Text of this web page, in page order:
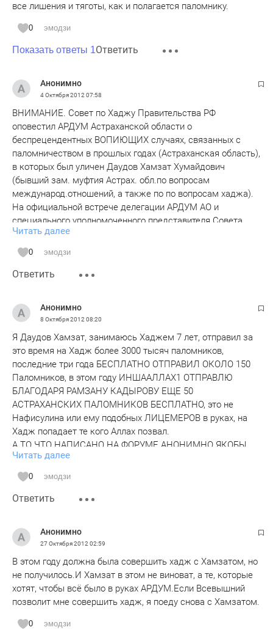
все лишения и тяготы, как и полагается паломнику.
0 эмодзи
Показать ответы 1Ответить
Анонимно
4 Октября 2012 07:58
ВНИМАНИЕ. Совет по Хаджу Правительства РФ
оповестил АРДУМ Астраханской области о
беспрецендентных ВОПИЮЩИХ случаях, связанных с
паломничеством в прошлых годах (Астраханская область),
в которых был уличен Даудов Хамзат Хумайдович
(бывший зам. муфтия Астрах. обл.по вопросам
международ.отношений, а также по по вопросам хаджа).
На официальной встрече делегации АРДУМ АО и
специального уполномоченного представителя Совета
Федерации, АРДУМ АО был оповещен о недопустимости
работы Даудова Хамазата на всей территории РФ, как
халатного представителя от нашей области, нарекания на
которого были не только от паломников, но и от
В настоящее время, единственным, официальным
органом, который занимается Хаджем, является АРДУМ
РФ. Сумма за паломничество установлена Советом и
осталась фиксированной (110 тыс. руб).
ВНИМАНИЕ! Совет по Хаджу Правительства РФ
УБЕЖДАЕТ АСТРАХАНЦЕВ НЕ ПОЛЬЗОВАТЬСЯ
УСЛУГАМИ ООО ПАЛОМНИЧЕСКИЙ ЦЕНТР "МЕДИНА"
(Даудов Хамзат), ТАК КАК ОФОРМЛЕНИЕ ДОКУМЕНТОВ,
ВИЗ ОТ ДАННОГО ЮРИДИЧЕСКОГО ЛИЦА НЕ БУДЕТ
ВЫПОЛНЯТСЯ.
Читать далее
0 эмодзи
Ответить
Анонимно
8 Октября 2012 08:20
Я Даудов Хамзат, занимаюсь Хаджем 7 лет, отправил за
это время на Хадж более 3000 тысяч паломников,
последние три года БЕСПЛАТНО ОТПРАВИЛ ОКОЛО 150
Паломников, в этом году ИНШААЛЛАХ1 ОТПРАВЛЮ
БЛАГОДАРЯ РАМЗАНУ КАДЫРОВУ ЕЩЕ 50
АСТРАХАНСКИХ ПАЛОМНИКОВ БЕСПЛАТНО, это не
Нафисулина или ему подобных ЛИЦЕМЕРОВ в руках, на
Хадж попадает те кого Аллах позвал.
А ТО ЧТО НАПИСАНО НА ФОРУМЕ АНОНИМНО ЯКОБЫ
МЕНЯ В ЧЕМ ТО УЛИЧИЛИ, ПУСТЬ ЭТА ... МНЕ СКАЖЕТ В
ЧЕМ МЕНЯ УЛИЧИЛИ, И КОГО ЭТО СОВЕТ ПО ХАДЖУ
ПРЕДУПРЕДИЛ??? САМОЕ СТРАШНОЕ ЭТО ДЕЛАТЬ
Г1ИБАТ, АЛЛАХ СУДЬЯ ТОМУ КТО НАПИСАЛ ЭТО
каждого Хаджа собираю паломников, чтоб узнать,
услышать их отзыв, мне в лицо никто кроме благодарных
что то в душе по моей организации хаджа позвоните
89686867777 С/у. Хамзат
Читать далее
0 эмодзи
Ответить
Анонимно
27 Октября 2012 02:59
В этом году должна была совершить хадж с Хамзатом, но
не получилось.И Хамзат в этом не виноват, а те, которые
хотят, чтобы всё было в руках АРДУМ.Если Всевышний
позволит мне совершить хадж, я поеду снова с Хамзатом.
0 эмодзи